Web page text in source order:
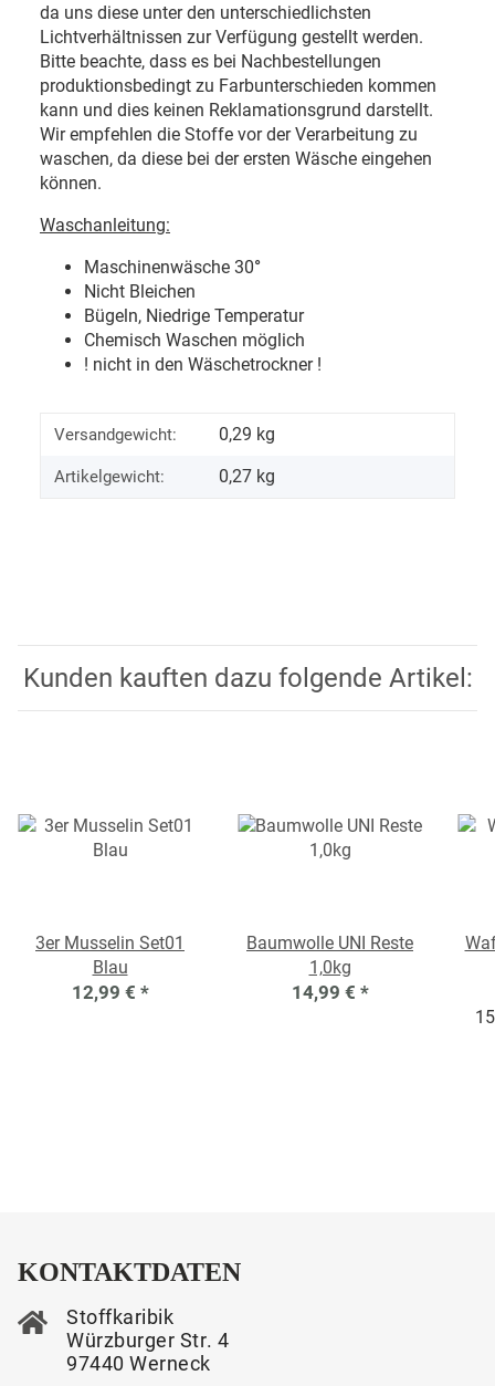
da uns diese unter den unterschiedlichsten
Lichtverhältnissen zur Verfügung gestellt werden.
Bitte beachte, dass es bei Nachbestellungen
produktionsbedingt zu Farbunterschieden kommen
kann und dies keinen Reklamationsgrund darstellt.
Wir empfehlen die Stoffe vor der Verarbeitung zu
waschen, da diese bei der ersten Wäsche eingehen
können.
Waschanleitung:
Maschinenwäsche 30°
Nicht Bleichen
Bügeln, Niedrige Temperatur
Chemisch Waschen möglich
! nicht in den Wäschetrockner !
Versandgewicht: 0,29 kg
Artikelgewicht: 0,27 kg
Kunden kauften dazu folgende Artikel:
3er Musselin Set01
Blau
12,99 € *
Baumwolle UNI Reste
1,0kg
14,99 € *
KONTAKTDATEN
Stoffkaribik
Würzburger Str. 4
97440 Werneck